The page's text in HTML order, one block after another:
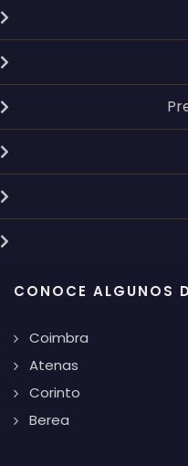
CONOCE ALGUNOS
Coimbra
Atenas
Corinto
Berea